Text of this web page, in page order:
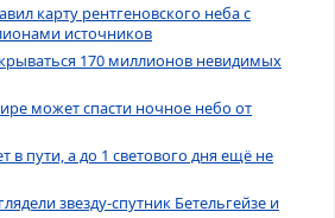
карту рентгеновского неба с
источников
170 миллионов невидимых
может спасти ночное небо от
в пути, а до 1 светового дня ещё не
звезду-спутник Бетельгейзе и